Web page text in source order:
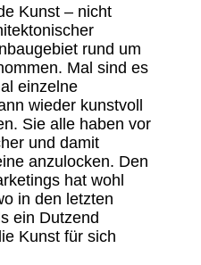
Kunst – nicht
rund um
Mal sind es
einzelne
wieder kunstvoll
Sie alle haben vor
und damit
anzulocken. Den
hat wohl
in den letzten
ein Dutzend
Kunst für sich